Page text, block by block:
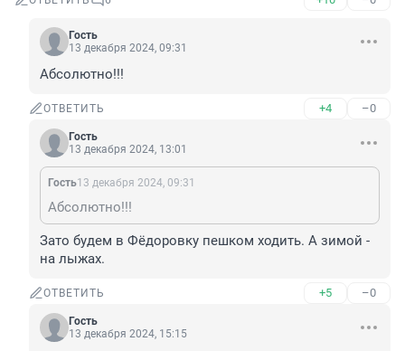
Гость
13 декабря 2024, 09:31
Абсолютно!!!
ОТВЕТИТЬ +4 –0
Гость
13 декабря 2024, 13:01
Гость13 декабря 2024, 09:31
Абсолютно!!!
Зато будем в Фёдоровку пешком ходить. А зимой -
на лыжах.
ОТВЕТИТЬ +5 –0
Гость
13 декабря 2024, 15:15